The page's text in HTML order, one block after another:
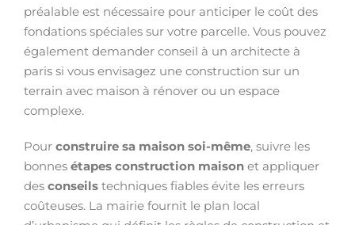
préalable est nécessaire pour anticiper le coût des
fondations spéciales sur votre parcelle. Vous pouvez
également demander conseil à un architecte à
paris si vous envisagez une construction sur un
terrain avec maison à rénover ou un espace
complexe.
Pour construire sa maison soi-même, suivre les
bonnes étapes construction maison et appliquer
des conseils techniques fiables évite les erreurs
coûteuses. La mairie fournit le plan local